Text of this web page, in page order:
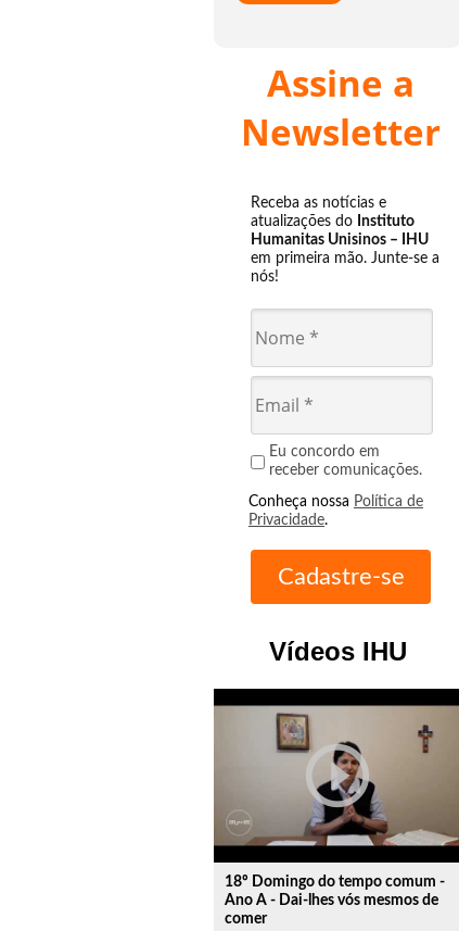
Assine a
Newsletter
Receba as notícias e
atualizações do Instituto
Humanitas Unisinos – IHU
em primeira mão. Junte-se a
nós!
Eu concordo em
receber comunicações.
Conheça nossa Política de
Privacidade.
Vídeos IHU
play_circle_outline
18º Domingo do tempo comum -
Ano A - Dai-lhes vós mesmos de
comer